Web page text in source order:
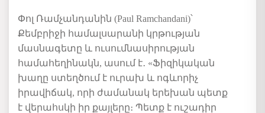
Փոլ Ռամչանդանին (Paul Ramchandani)՝
Քեմբրիջի համալսարանի կրթության
մասնագետը և ուսումնասիրության
համահեղինակն, ասում է․ «Ֆիզիկական
խաղը ստեղծում է ուրախ և ոգևորիչ
իրավիճակ, որ ի ժամանակ երեխան պետք
է վերահսկ ի իր քայլերը։ Պետք է ուշադիր